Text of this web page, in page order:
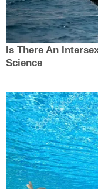
Is There An
Science